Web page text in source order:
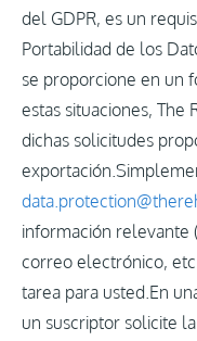
del GDPR, es un
Portabilidad de los
se proporcione en un
estas situaciones, The
dichas solicitudes
información
correo electrónico,
tarea para usted.En
un suscriptor solicite